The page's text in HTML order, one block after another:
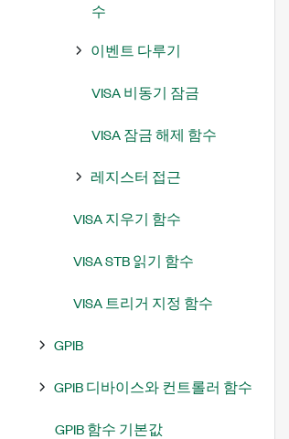
수
이벤트 다루기
VISA 비동기 잠금
VISA 잠금 해제 함수
레지스터 접근
VISA 지우기 함수
VISA STB 읽기 함수
VISA 트리거 지정 함수
GPIB
GPIB 디바이스와 컨트롤러 함수
GPIB 함수 기본값